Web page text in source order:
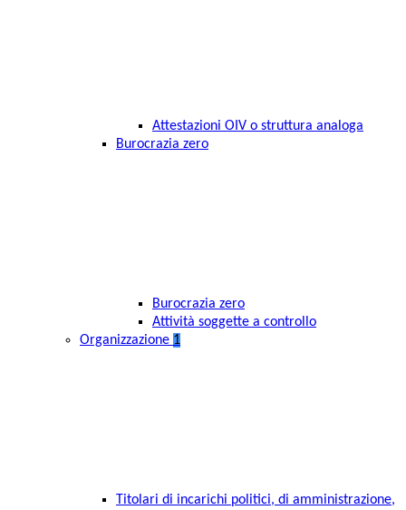
Attestazioni OIV o struttura analoga
Burocrazia zero
Burocrazia zero
Attività soggette a controllo
Organizzazione 1
Titolari di incarichi politici, di amministrazione,